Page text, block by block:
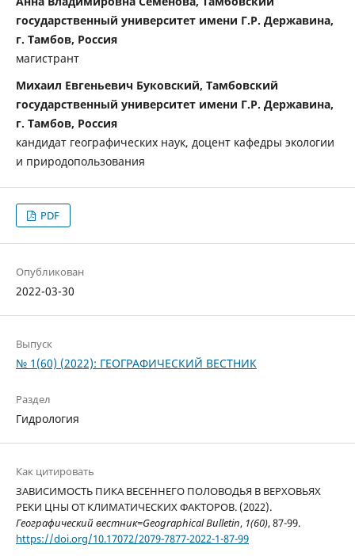
государственный университет имени Г.Р. Державина,
г. Тамбов, Россия
магистрант
Михаил Евгеньевич Буковский, Тамбовский
государственный университет имени Г.Р. Державина,
г. Тамбов, Россия
кандидат географических наук, доцент кафедры экологии
и природопользования
PDF
Опубликован
2022-03-30
Выпуск
№ 1(60) (2022): ГЕОГРАФИЧЕСКИЙ ВЕСТНИК
Раздел
Гидрология
Как цитировать
ЗАВИСИМОСТЬ ПИКА ВЕСЕННЕГО ПОЛОВОДЬЯ В ВЕРХОВЬЯХ
РЕКИ ЦНЫ ОТ КЛИМАТИЧЕСКИХ ФАКТОРОВ. (2022).
Географический вестник=Geographical Bulletin, 1(60), 87-99.
https://doi.org/10.17072/2079-7877-2022-1-87-99